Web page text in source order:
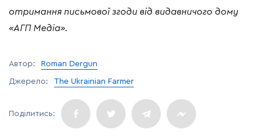
отримання письмовоїзгоди від видавничого дому
«АГП Медіа».
Автор: Roman Dergun
Джерело: The Ukrainian Farmer